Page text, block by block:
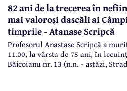
82 ani de la trecerea în
mai valoroși dascăli ai
timprile - Atanase Scripcă
Profesorul Anastase Scripcă a
11.00, la vârsta de 75 ani, în
Băicoianu nr. 13 (n.n. - astăzi,